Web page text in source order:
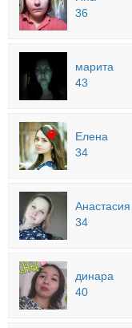
36
марита
43
Елена
34
Анастасия
34
динара
40